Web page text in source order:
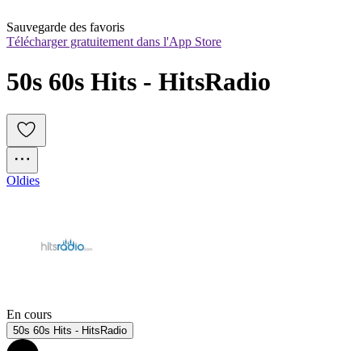
Sauvegarde des favoris
Télécharger gratuitement dans l'App Store
50s 60s Hits - HitsRadio
Oldies
En cours
50s 60s Hits - HitsRadio